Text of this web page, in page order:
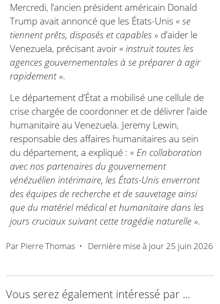
Mercredi, l’ancien président américain Donald
Trump avait annoncé que les États-Unis « se
tiennent prêts, disposés et capables » d’aider le
Venezuela, précisant avoir« instruit toutes les
agences gouvernementales à se préparer à agir
rapidement ».
Le département d’État a mobilisé une cellule de
crise chargée de coordonner et de délivrer l’aide
humanitaire au Venezuela. Jeremy Lewin,
responsable des affaires humanitaires au sein
du département, a expliqué : « En collaboration
avec nos partenaires du gouvernement
vénézuélien intérimaire, les États-Unis enverront
des équipes de recherche et de sauvetage ainsi
que du matériel médical et humanitaire dans les
jours cruciaux suivant cette tragédie naturelle ».
Par Pierre Thomas • Dernière mise à jour 25 juin 2026
Vous serez également intéressé par ...